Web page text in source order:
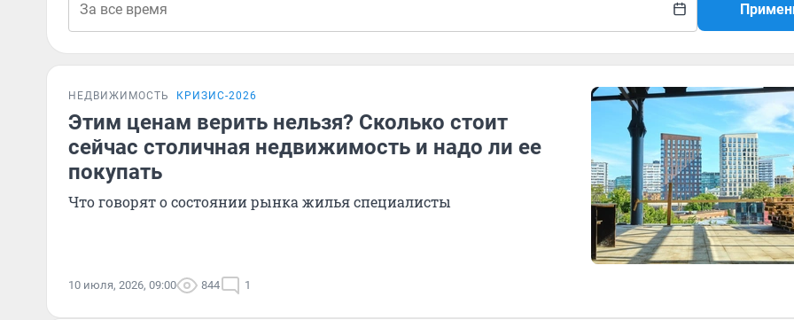
НЕДВИЖИМОСТЬ КРИЗИС-2026
Этим ценам верить нельзя? Сколько стоит
сейчас столичная недвижимость и надо ли ее
покупать
Что говорят о состоянии рынка жилья специалисты
10 июля, 2026, 09:00 844 1